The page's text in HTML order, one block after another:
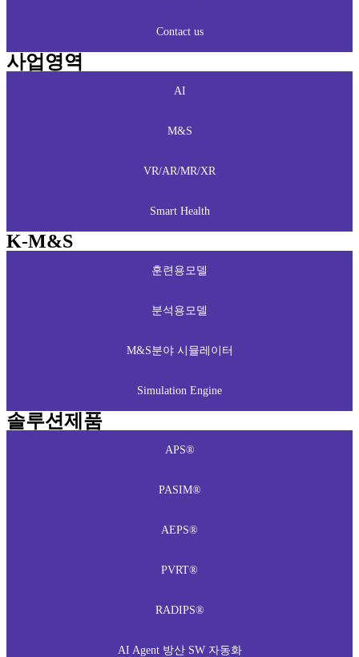
Contact us
사업영역
AI
M&S
VR/AR/MR/XR
Smart Health
K-M&S
훈련용모델
분석용모델
M&S분야 시뮬레이터
Simulation Engine
솔루션제품
APS®
PASIM®
AEPS®
PVRT®
RADIPS®
AI Agent 방산 SW 자동화